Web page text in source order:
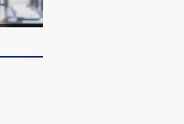
【商旅对话】华住集团
CFO：不靠规模取胜，华